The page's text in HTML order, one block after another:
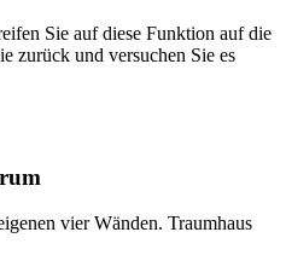
Sie auf diese Funktion auf die
zurück und versuchen Sie es
vier Wänden. Traumhaus